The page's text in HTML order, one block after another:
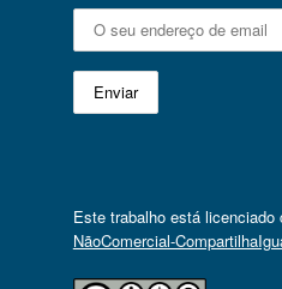
Este trabalho está licenciado
NãoComercial-